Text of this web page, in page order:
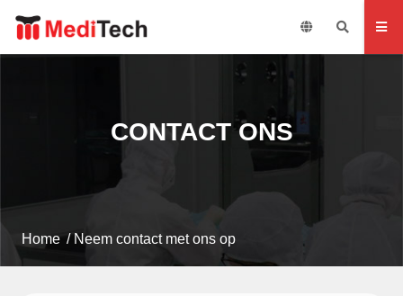
CONTACT ONS
Home /Neem contact met ons op